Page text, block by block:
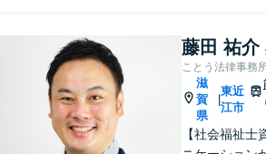
整理など、
やデメリッ
適切な方法
【法テラス
藤田 祐介
ことう法律事務
滋
賀
県
東近
江市
【社会福祉士